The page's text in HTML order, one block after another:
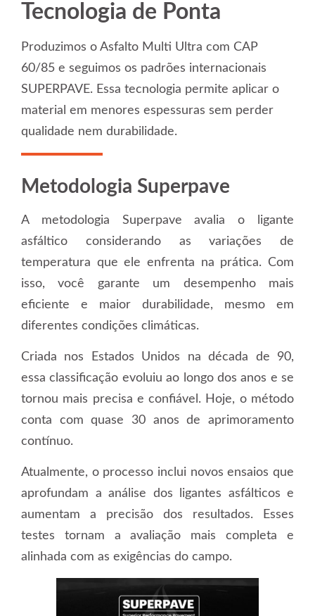
Tecnologia de Ponta
Produzimos o Asfalto Multi Ultra com CAP
60/85 e seguimos os padrões internacionais
SUPERPAVE. Essa tecnologia permite aplicar o
material em menores espessuras sem perder
qualidade nem durabilidade.
Metodologia Superpave
A metodologia Superpave avalia o ligante
asfáltico considerando as variações de
temperatura que ele enfrenta na prática. Com
isso, você garante um desempenho mais
eficiente e maior durabilidade, mesmo em
diferentes condições climáticas.
Criada nos Estados Unidos na década de 90,
essa classificação evoluiu ao longo dos anos e se
tornou mais precisa e confiável. Hoje, o método
conta com quase 30 anos de aprimoramento
contínuo.
Atualmente, o processo inclui novos ensaios que
aprofundam a análise dos ligantes asfálticos e
aumentam a precisão dos resultados. Esses
testes tornam a avaliação mais completa e
alinhada com as exigências do campo.